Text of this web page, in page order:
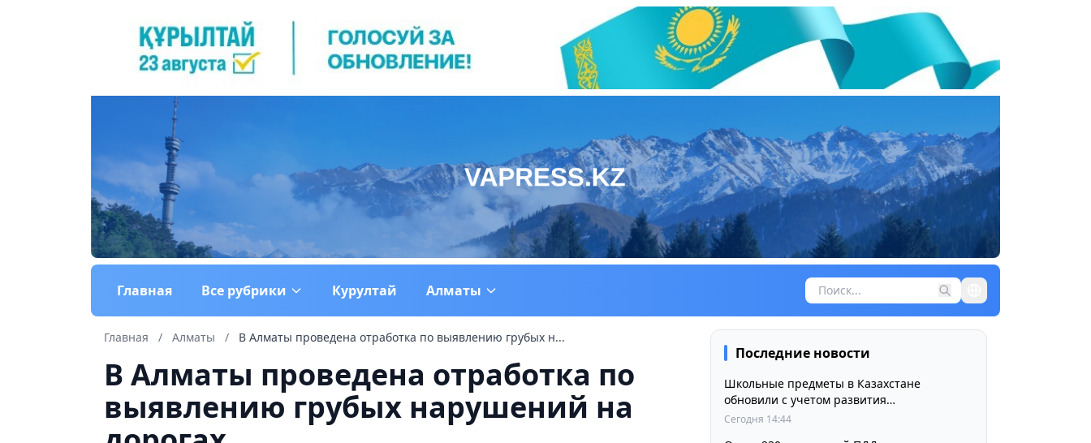
Главная Все рубрики Курултай Алматы
Главная / Алматы / В Алматы проведена отработка по выявлению грубых н...
В Алматы проведена отработка по
выявлению грубых нарушений на
Последние новости
Школьные предметы в Казахстане
обновили с учетом развития
искусственного интеллекта
Сегодня 14:44